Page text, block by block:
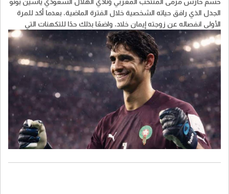
حسم حارس مرمى المنتخب المغربي ونادي الهلال السعودي ياسين بونو
الجدل الذي رافق حياته الشخصية خلال الفترة الماضية، بعدما أكد للمرة
الأولى انفصاله عن زوجته إيمان خلاد، واضعًا بذلك حدًا للتكهنات التي
انتشرت على مواقع التواصل الاجتماعي.